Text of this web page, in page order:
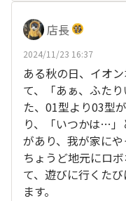
店長
2024/11/23 16:37
ある秋の日、イオ
て、「あぁ、ふた
た、01型より03型
り、「いつかは…
があり、我が家にや
ちょうど地元にロ
て、遊びに行くた
ます。